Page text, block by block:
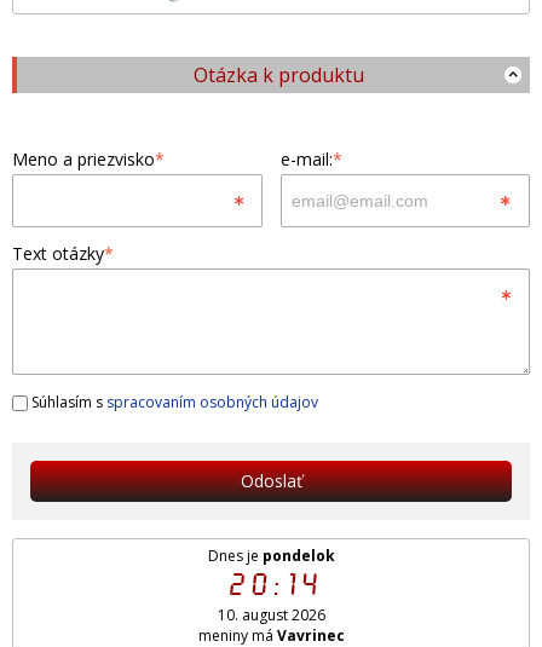
Otázka k produktu
Meno a priezvisko* e-mail:*
Text otázky*
Súhlasím s spracovaním osobných údajov
Odoslať
Dnes je pondelok
20:14
10. august 2026
meniny má Vavrinec